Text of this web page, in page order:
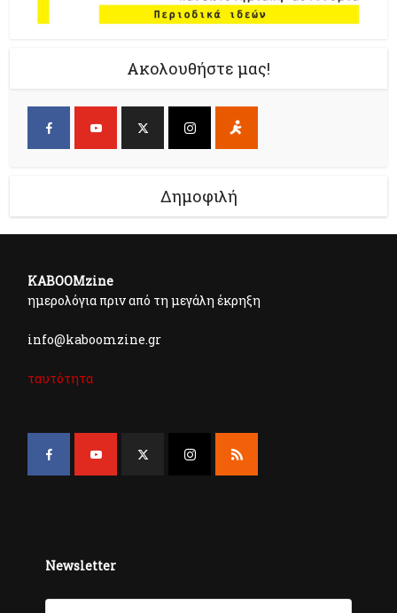
Ακολουθήστε μας!
Δημοφιλή
KABOOMzine
ημερολόγια πριν από τη μεγάλη έκρηξη
info@kaboomzine.gr
ταυτότητα
Newsletter